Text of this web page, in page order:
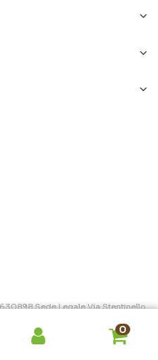
0
Sede Legale Via Stentinello